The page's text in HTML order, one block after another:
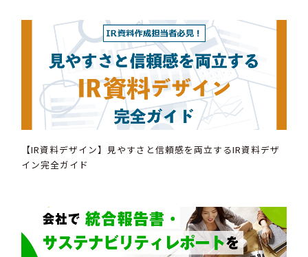
【IR資料デザイン】見やすさと信頼感を両立するIR資料デザ
イン完全ガイド